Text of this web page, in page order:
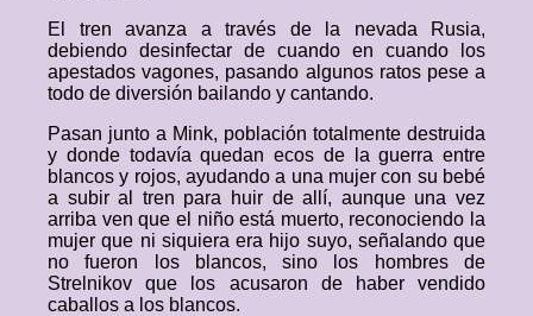
El tren avanza a través de la nevada Rusia,
debiendo desinfectar de cuando en cuando los
apestados vagones, pasando algunos ratos pese a
todo de diversión bailando y cantando.
Pasan junto a Mink, población totalmente destruida
y donde todavía quedan ecos de la guerra entre
blancos y rojos, ayudando a una mujer con su bebé
a subir al tren para huir de allí, aunque una vez
arriba ven que el niño está muerto, reconociendo la
mujer que ni siquiera era hijo suyo, señalando que
no fueron los blancos, sino los hombres de
Strelnikov que los acusaron de haber vendido
caballos a los blancos.